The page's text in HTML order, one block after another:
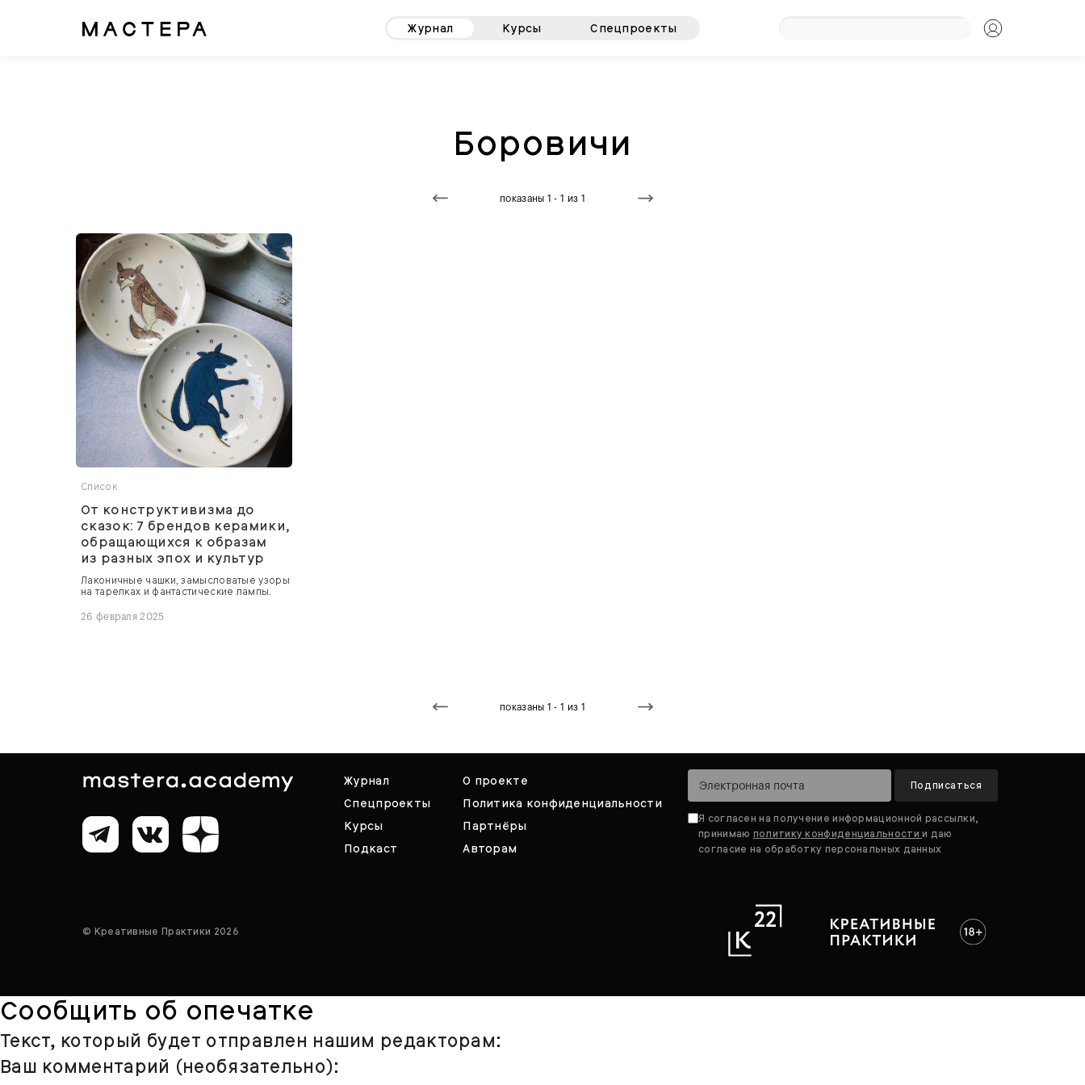
Журнал Курсы Спецпроекты
Боровичи
показаны 1 - 1 из 1
Список
От конструктивизма до
сказок: 7 брендов керамики,
обращающихся к образам
из разных эпох и культур
Лаконичные чашки, замысловатые узоры
на тарелках и фантастические лампы.
26 февраля 2025
показаны 1 - 1 из 1
Журнал
Спецпроекты
Курсы
Подкаст
О проекте
Политика конфиденциальности
Партнёры
Авторам
Подписаться
Я согласен на получение информационной рассылки,
принимаю политику конфиденциальностии даю
согласие на обработку персональных данных
© Креативные Практики 2026
Сообщить об опечатке
Текст, который будет отправлен нашим редакторам:
Ваш комментарий (необязательно):